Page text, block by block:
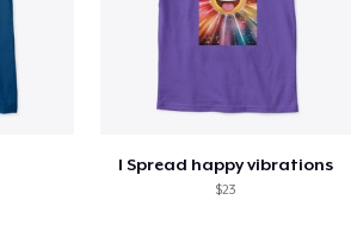
I Spread happy vibrations
$23